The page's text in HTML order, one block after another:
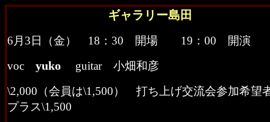
ギャラリー島田
6月3日（金） 18：30 開場 19：00 開演
voc yuko guitar 小畑和彦
\2,000（会員は\1,500） 打ち上げ交流会参加希望
プラス\1,500